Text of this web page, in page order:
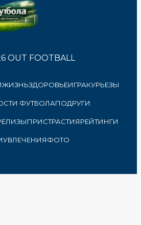
OUT FOOTBALL
ЖИЗНЬЗДОРОВЬЕИГРАКУРЬЕЗЫ
ФУТБОЛАПОДРУГИ
ПРИСТРАСТИЯРЕЙТИНГИ
УВЛЕЧЕНИЯФОТО